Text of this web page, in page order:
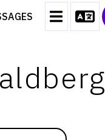
CONTACT
CGU